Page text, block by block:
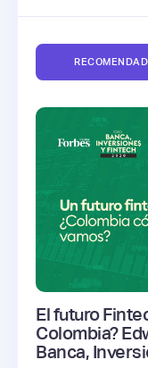
El futuro
Colombia?
Banca,